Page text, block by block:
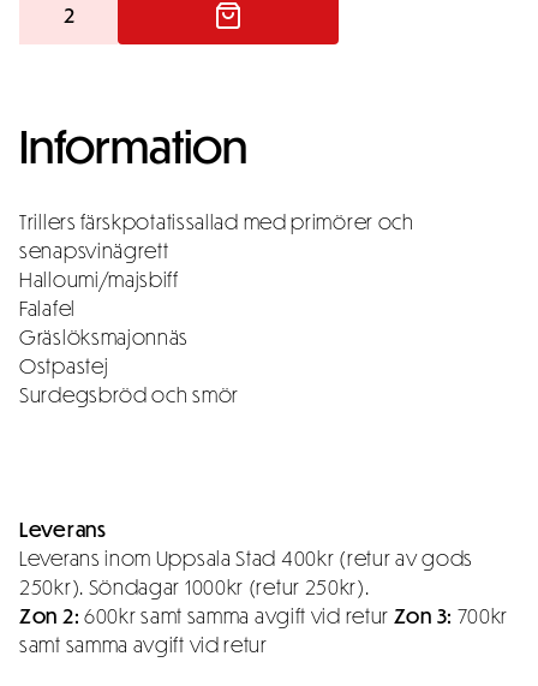
Enklare
buffé
Information
Trillers färskpotatissallad med primörer och
senapsvinägrett
Halloumi/majsbiff
Falafel
Gräslöksmajonnäs
Ostpastej
Surdegsbröd och smör
Leverans
Leverans inom Uppsala Stad 400kr (retur av gods
250kr). Söndagar 1000kr (retur 250kr).
Zon 2: 600kr samt samma avgift vid retur Zon 3: 700kr
samt samma avgift vid retur